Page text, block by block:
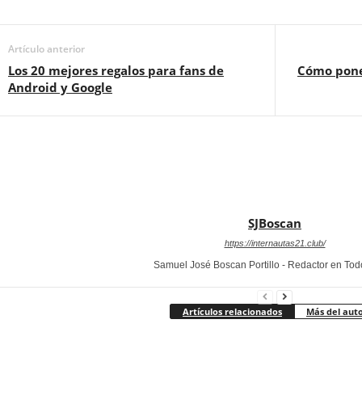
Artículo anterior
Los 20 mejores regalos para fans de
Android y Google
Cómo
SJBoscan
https://internautas21.club/
Samuel José Boscan Portillo - Redactor en
Artículos relacionados Más del